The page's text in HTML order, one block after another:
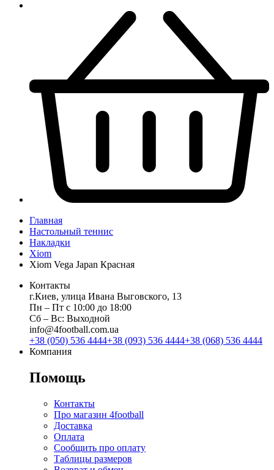
Главная
Настольный теннис
Накладки
Xiom
Xiom Vega Japan Красная
Контакты
г.Киев, улица Ивана Выговского, 13
Пн ‒ Пт с 10:00 до 18:00
Сб ‒ Вс: Выходной
info@4football.com.ua
+38 (050) 536 4444+38 (093) 536 4444+38 (068) 536 4444
Компания
Помощь
Контакты
Про магазин 4football
Доставка
Оплата
Сообщить про оплату
Таблицы размеров